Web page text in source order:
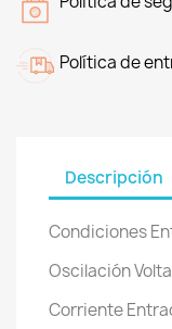
Política de
Descripción
Condiciones
Oscilación
Corriente